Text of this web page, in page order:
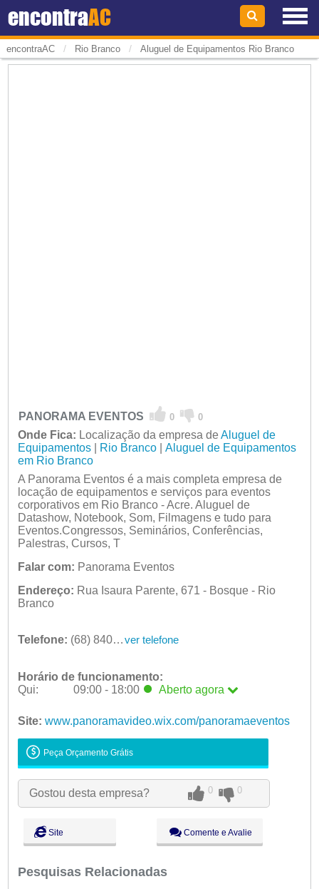
encontraAC
encontraAC / Rio Branco / Aluguel de Equipamentos Rio Branco
PANORAMA EVENTOS 0 0
Onde Fica: Localização da empresa deAluguel de
Equipamentos| Rio Branco| Aluguel de Equipamentos
em Rio Branco
A Panorama Eventos é a mais completa empresa de
locação de equipamentos e serviços para eventos
corporativos em Rio Branco - Acre. Aluguel de
Datashow, Notebook, Som, Filmagens e tudo para
Eventos.Congressos, Seminários, Conferências,
Palestras, Cursos, T
Falar com: Panorama Eventos
Endereço: Rua Isaura Parente, 671 - Bosque - Rio
Branco
Telefone: (68) 8402-2701 ver telefone
Horário de funcionamento:
Qui:
09:00 - 18:00 Aberto agora
Ter:
09:00 - 18:00
Qua:
Qui:
09:00 - 18:00
Sex:
09:00 - 18:00
Sáb:
Fechado
Site: www.panoramavideo.wix.com/panoramaeventos
Peça Orçamento Grátis
Gostou desta empresa? 0 0
Site Comente e Avalie
Pesquisas Relacionadas